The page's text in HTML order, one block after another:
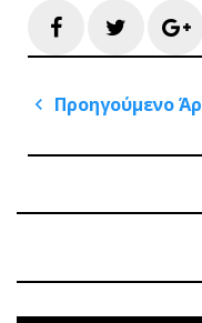
FacebookTwitter
Πλοήγηση
Προηγούμενο